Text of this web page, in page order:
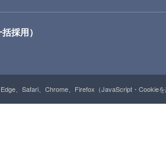
採用）
、Safari、Chrome、Firefox（JavaScript・Cookie